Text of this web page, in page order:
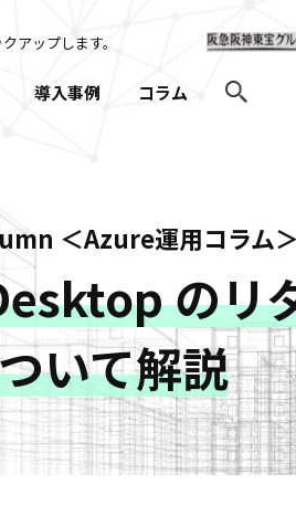
アップします。
導入事例 コラム
＜Azure運用コラム
のリ
いて解説